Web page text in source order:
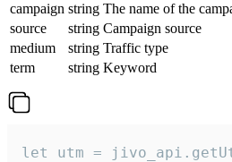
campaign string The name of the
source
string Campaign source
medium
string Traffic type
term
string Keyword
let utm =